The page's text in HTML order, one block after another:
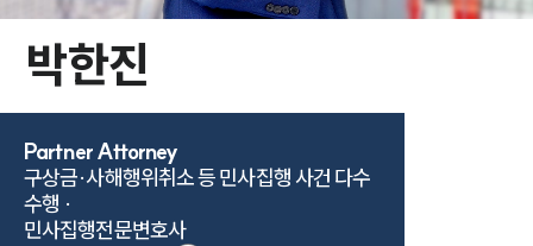
박한진
Partner Attorney
구상금·사해행위취소 등 민사집행 사건 다수
수행 ·
민사집행전문변호사